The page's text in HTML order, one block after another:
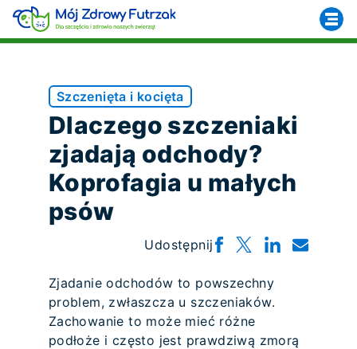
Szczenięta i kocięta
Dlaczego szczeniaki
zjadają odchody?
Koprofagia u małych
psów
Udostępnij
Zjadanie odchodów to powszechny
problem, zwłaszcza u szczeniaków.
Zachowanie to może mieć różne
podłoże i często jest prawdziwą zmorą